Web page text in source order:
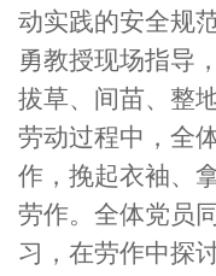
动实践的安全规
勇教授现场指导
拔草、间苗、整
劳动过程中，全
作，挽起衣袖、
劳作。全体党员
习，在劳作中探